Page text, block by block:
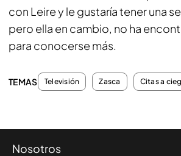
con Leire y le gustaría tener una
pero ella en cambio, no ha
para conocerse más.
TEMAS Televisión Zasca Citas a
Nosotros